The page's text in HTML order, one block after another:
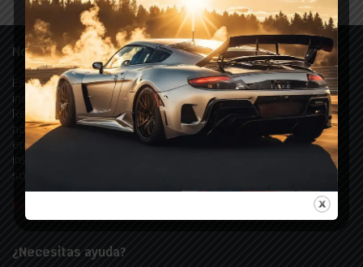
Nosotros
Estamos especializados en la comercialización de
instalaciones GLP y todos los productos asociados a Landi
Renzo. Ofrecemos soluciones completas y de alta calidad,
adaptadas a sus necesidades, con soporte profesional y
entrega rápida. ¡Descubra las mejores opciones para la
instalación y mantenimiento de sistemas GLP, todo en un
solo lugar!
tienda@landirenzo-glp.es
¿Necesitas ayuda?